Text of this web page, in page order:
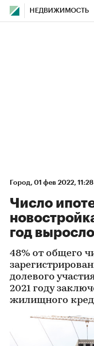
НЕДВИЖИМОСТЬ
Город⁠, 01 фев 2022, 11:28
Число
год
48% от общего
долевого
2021 году
жилищного